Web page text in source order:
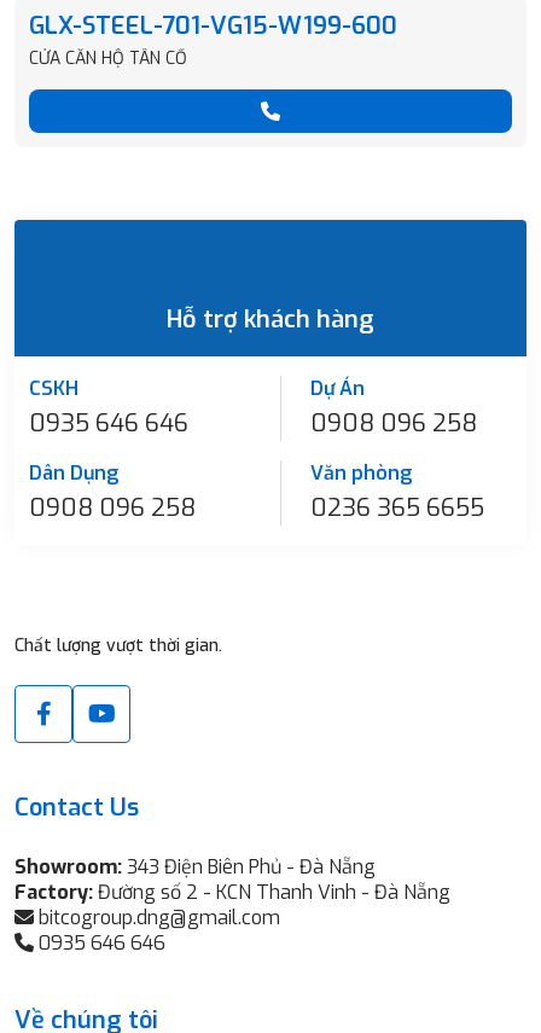
GLX-STEEL-701-VG15-W199-600
CỬA CĂN HỘ TÂN CỔ
Hỗ trợ khách hàng
CSKH
0935 646 646
Dự Án
0908 096 258
Dân Dụng
0908 096 258
Văn phòng
0236 365 6655
Chất lượng vượt thời gian.
Contact Us
Showroom:343 Điện Biên Phủ - Đà Nẵng
Factory:Đường số 2 - KCN Thanh Vinh - Đà Nẵng
bitcogroup.dng@gmail.com
0935 646 646
Về chúng tôi